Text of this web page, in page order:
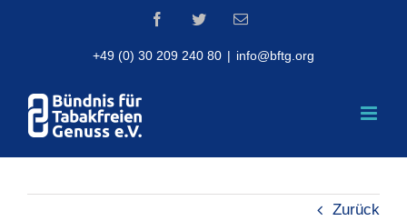
FacebookTwitterEmail
+49 (0) 30 209 240 80 | info@bftg.org
Zurück